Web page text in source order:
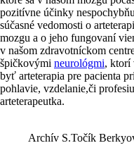
pozitívne účinky
súčasné vedomosti o
mozgu a o jeho fungovaní
v našom zdravotníckom
špičkovými neurológmi, ktorí
byť arteterapia pre pacienta
pohlavie, vzdelanie,či
arteterapeutka.
Archív S.Točík